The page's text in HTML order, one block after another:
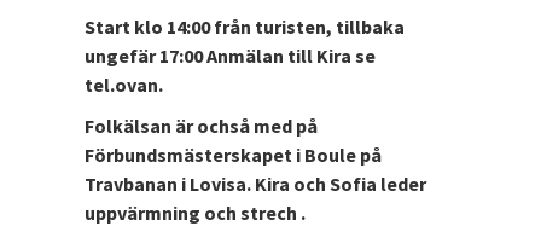
Start klo 14:00 från turisten, tillbaka
ungefär 17:00 Anmälan till Kira se
tel.ovan.
Folkälsan är ochså med på
Förbundsmästerskapet i Boule på
Travbanan i Lovisa. Kira och Sofia leder
uppvärmning och strech .